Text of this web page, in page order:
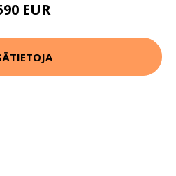
EUR